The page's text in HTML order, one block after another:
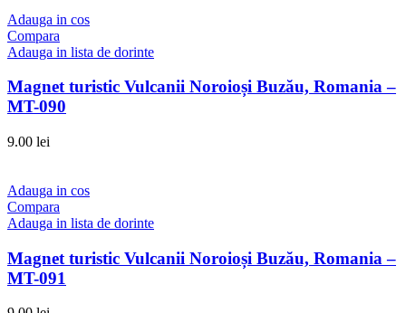
Adauga in cos
Compara
Adauga in lista de dorinte
Magnet turistic Vulcanii Noroioși Buzău, Romania –
MT-090
9.00 lei
Adauga in cos
Compara
Adauga in lista de dorinte
Magnet turistic Vulcanii Noroioși Buzău, Romania –
MT-091